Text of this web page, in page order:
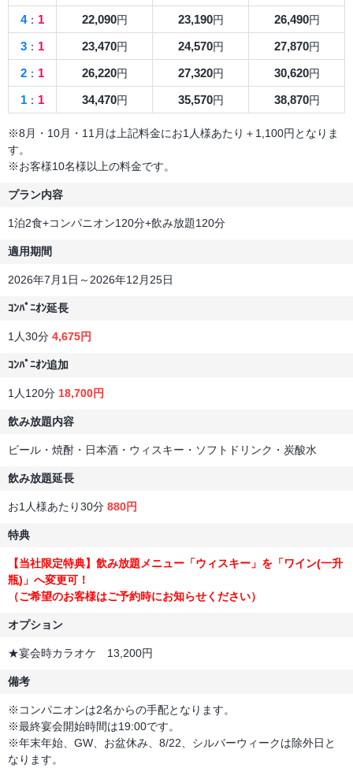
4： 1 22,090円 23,190円 26,490円
3 ： 1 23,470円 24,570円 27,870円
2 ： 1 26,220円 27,320円 30,620円
1 ： 1 34,470円 35,570円 38,870円
※8月・10月・11月は上記料金にお1人様あたり＋1,100円となりま
す。
※お客様10名様以上の料金です。
プラン内容
1泊2食+コンパニオン120分+飲み放題120分
適用期間
2026年7月1日～2026年12月25日
ｺﾝﾊﾟﾆｵﾝ延長
1人30分 4,675円
ｺﾝﾊﾟﾆｵﾝ追加
1人120分 18,700円
飲み放題内容
ビール・焼酎・日本酒・ウィスキー・ソフトドリンク・炭酸水
飲み放題延長
お1人様あたり30分 880円
特典
【当社限定特典】飲み放題メニュー「ウィスキー」を「ワイン(一升
瓶)」へ変更可！
（ご希望のお客様はご予約時にお知らせください）
オプション
★宴会時カラオケ 13,200円
備考
※コンパニオンは2名からの手配となります。
※最終宴会開始時間は19:00です。
※年末年始、GW、お盆休み、8/22、シルバーウィークは除外日と
なります。